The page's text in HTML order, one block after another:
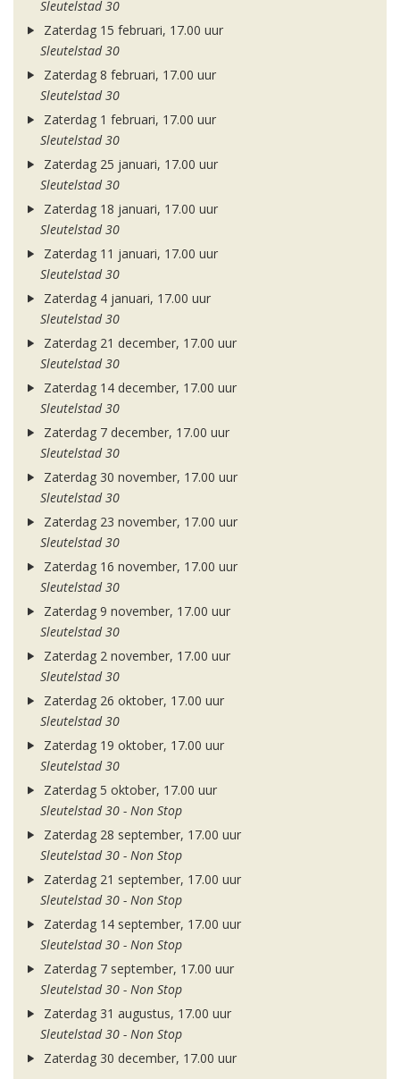
Sleutelstad 30
Zaterdag 15 februari, 17.00 uur
Sleutelstad 30
Zaterdag 8 februari, 17.00 uur
Sleutelstad 30
Zaterdag 1 februari, 17.00 uur
Sleutelstad 30
Zaterdag 25 januari, 17.00 uur
Sleutelstad 30
Zaterdag 18 januari, 17.00 uur
Sleutelstad 30
Zaterdag 11 januari, 17.00 uur
Sleutelstad 30
Zaterdag 4 januari, 17.00 uur
Sleutelstad 30
Zaterdag 21 december, 17.00 uur
Sleutelstad 30
Zaterdag 14 december, 17.00 uur
Sleutelstad 30
Zaterdag 7 december, 17.00 uur
Sleutelstad 30
Zaterdag 30 november, 17.00 uur
Sleutelstad 30
Zaterdag 23 november, 17.00 uur
Sleutelstad 30
Zaterdag 16 november, 17.00 uur
Sleutelstad 30
Zaterdag 9 november, 17.00 uur
Sleutelstad 30
Zaterdag 2 november, 17.00 uur
Sleutelstad 30
Zaterdag 26 oktober, 17.00 uur
Sleutelstad 30
Zaterdag 19 oktober, 17.00 uur
Sleutelstad 30
Zaterdag 5 oktober, 17.00 uur
Sleutelstad 30 - Non Stop
Zaterdag 28 september, 17.00 uur
Sleutelstad 30 - Non Stop
Zaterdag 21 september, 17.00 uur
Sleutelstad 30 - Non Stop
Zaterdag 14 september, 17.00 uur
Sleutelstad 30 - Non Stop
Zaterdag 7 september, 17.00 uur
Sleutelstad 30 - Non Stop
Zaterdag 31 augustus, 17.00 uur
Sleutelstad 30 - Non Stop
Zaterdag 30 december, 17.00 uur